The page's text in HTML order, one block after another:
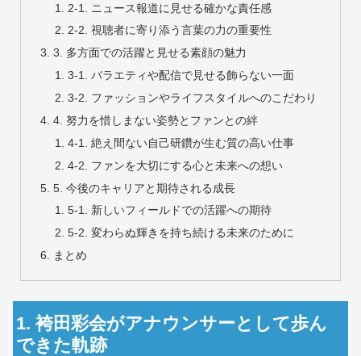
2-1. ニュース報道に見せる確かな責任感
2-2. 視聴者に寄り添う言葉の力の重要性
3. 多方面での活躍と見せる素顔の魅力
3-1. バラエティや配信で見せる飾らない一面
3-2. ファッションやライフスタイルへのこだわり
4. 努力を惜しまない姿勢とファンとの絆
4-1. 絶え間ない自己研鑽が生む質の高い仕事
4-2. ファンを大切にする心と未来への想い
5. 今後のキャリアと期待される成長
5-1. 新しいフィールドでの活躍への期待
5-2. 変わらぬ輝きを持ち続ける未来のために
まとめ
1. 袴田彩会がアナウンサーとして歩ん
できた軌跡